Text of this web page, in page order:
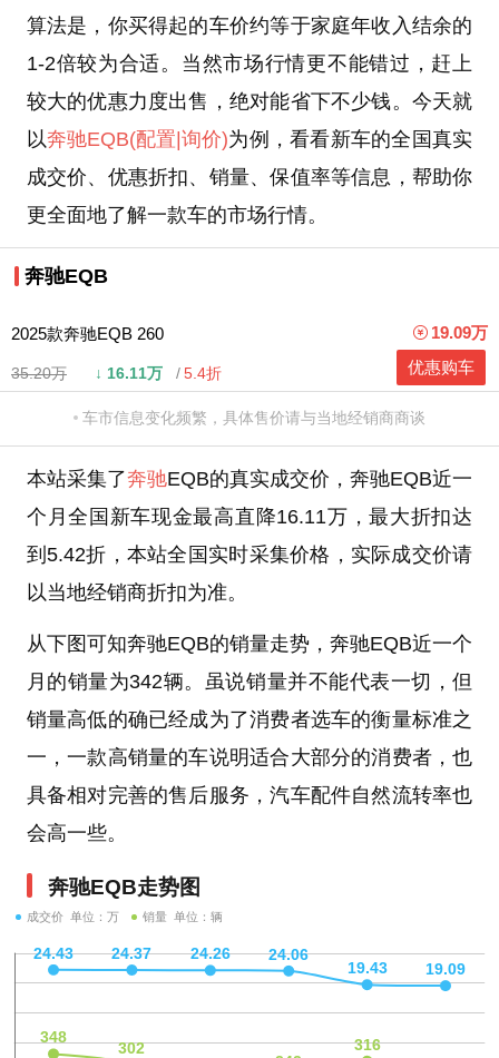
算法是，你买得起的车价约等于家庭年收入结余的
1-2倍较为合适。当然市场行情更不能错过，赶上
较大的优惠力度出售，绝对能省下不少钱。今天就
以奔驰EQB(配置|询价)为例，看看新车的全国真实
成交价、优惠折扣、销量、保值率等信息，帮助你
更全面地了解一款车的市场行情。
奔驰EQB
2025款奔驰EQB 260
35.20万 ↓ 16.11万 5.4折
19.09万
优惠购车
车市信息变化频繁，具体售价请与当地经销商商谈
本站采集了奔驰EQB的真实成交价，奔驰EQB近一
个月全国新车现金最高直降16.11万，最大折扣达
到5.42折，本站全国实时采集价格，实际成交价请
以当地经销商折扣为准。
从下图可知奔驰EQB的销量走势，奔驰EQB近一个
月的销量为342辆。虽说销量并不能代表一切，但
销量高低的确已经成为了消费者选车的衡量标准之
一，一款高销量的车说明适合大部分的消费者，也
具备相对完善的售后服务，汽车配件自然流转率也
会高一些。
奔驰EQB走势图
成交价 单位：万 销量 单位：辆